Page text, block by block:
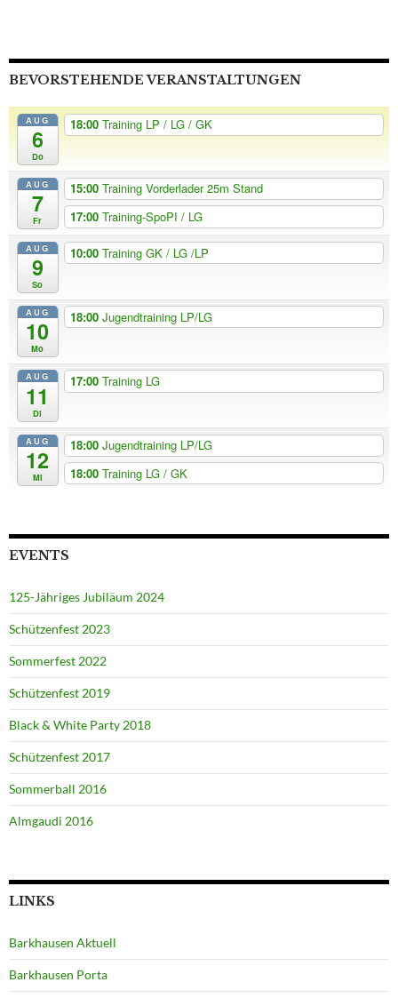
BEVORSTEHENDE VERANSTALTUNGEN
AUG
6
Do
18:00 Training LP / LG / GK
AUG
7
Fr
15:00 Training Vorderlader 25m Stand
17:00 Training-SpoPI / LG
AUG
9
So
10:00 Training GK / LG /LP
AUG
10
Mo
18:00 Jugendtraining LP/LG
AUG
11
Di
17:00 Training LG
AUG
12
Mi
18:00 Jugendtraining LP/LG
18:00 Training LG / GK
EVENTS
125-Jähriges Jubiläum 2024
Schützenfest 2023
Sommerfest 2022
Schützenfest 2019
Black & White Party 2018
Schützenfest 2017
Sommerball 2016
Almgaudi 2016
LINKS
Barkhausen Aktuell
Barkhausen Porta